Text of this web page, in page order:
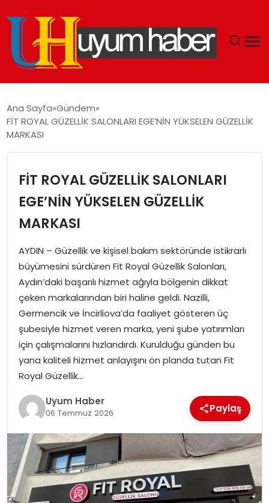
EKONOMI
SPOR
TEKNOLOJI
SAĞLIK
MAGAZIN
YAŞAM
Ana Sayfa Gündem
FİT ROYAL GÜZELLİK SALONLARI EGE’NİN YÜKSELEN GÜZELLİK
MARKASI
FİT ROYAL GÜZELLİK SALONLARI
EGE’NİN YÜKSELEN GÜZELLİK
MARKASI
AYDIN – Güzellik ve kişisel bakım sektöründe istikrarlı
büyümesini sürdüren Fit Royal Güzellik Salonları,
Aydın’daki başarılı hizmet ağıyla bölgenin dikkat
çeken markalarından biri haline geldi. Nazilli,
Germencik ve İncirliova’da faaliyet gösteren üç
şubesiyle hizmet veren marka, yeni şube yatırımları
için çalışmalarını hızlandırdı. Kurulduğu günden bu
yana kaliteli hizmet anlayışını ön planda tutan Fit
Royal Güzellik…
Uyum Haber
06 Temmuz 2026 Paylaş